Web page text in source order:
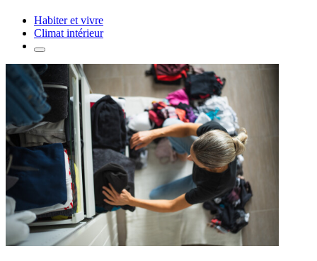
Habiter et vivre
Climat intérieur